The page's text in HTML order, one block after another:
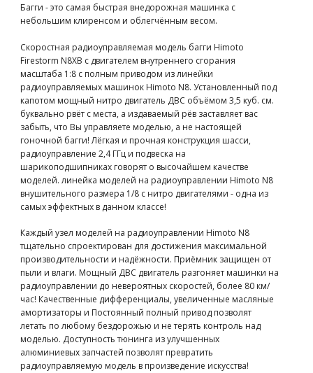
Багги - это самая быстрая внедорожная машинка с
небольшим клиренсом и облегчённым весом.
Скоростная радиоуправляемая модель багги Himoto
Firestorm N8XB с двигателем внутреннего сгорания
масштаба 1:8 с полным приводом из линейки
радиоуправляемых машинок Himoto N8. Установленный под
капотом мощный нитро двигатель ДВС объёмом 3,5 куб. см.
буквально рвёт с места, а издаваемый рёв заставляет вас
забыть, что Вы управляете моделью, а не настоящей
гоночной багги! Лёгкая и прочная конструкция шасси,
радиоуправление 2,4 ГГц и подвеска на
шарикоподшипниках говорят о высочайшем качестве
моделей. линейка моделей на радиоуправлении Himoto N8
внушительного размера 1/8 с нитро двигателями - одна из
самых эффектных в данном классе!
Каждый узел моделей на радиоуправлении Himoto N8
тщательно спроектирован для достижения максимальной
производительности и надёжности. Приёмник защищен от
пыли и влаги. Мощный ДВС двигатель разгоняет машинки на
радиоуправлении до невероятных скоростей, более 80 км/
час! Качественные дифференциалы, увеличенные масляные
амортизаторы и Постоянный полный привод позволят
летать по любому бездорожью и не терять контроль над
моделью. Доступность тюнинга из улучшенных
алюминиевых запчастей позволят превратить
радиоуправляемую модель в произведение искусства!